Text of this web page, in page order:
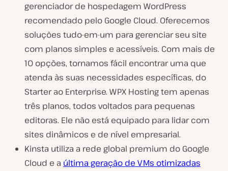
gerenciador de hospedagem WordPress
recomendado pelo Google Cloud. Oferecemos
soluções tudo-em-um para gerenciar seu site
com planos simples e acessíveis. Com mais de
10 opções, tornamos fácil encontrar uma que
atenda às suas necessidades específicas, do
Starter ao Enterprise. WPX Hosting tem apenas
três planos, todos voltados para pequenas
editoras. Ele não está equipado para lidar com
sites dinâmicos e de nível empresarial.
Kinsta utiliza a rede global premium do Google
Cloud e a última geração de VMs otimizadas